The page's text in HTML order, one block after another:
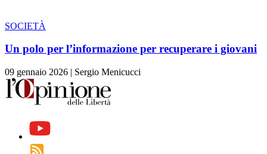
SOCIETÀ
Un polo per l’informazione per recuperare i giovani
09 gennaio 2026 | Sergio Menicucci